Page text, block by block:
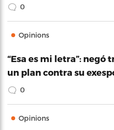
0
Opinions
“Esa es mi letra”: negó
un plan contra su
0
Opinions